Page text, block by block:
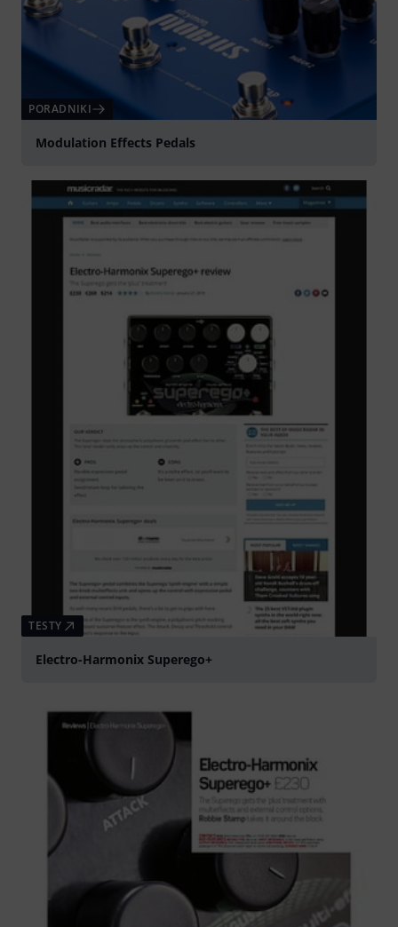
PORADNIKI
Modulation Effects Pedals
TESTY
Electro-Harmonix Superego+